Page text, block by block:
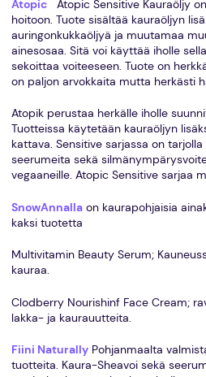
AtopicAtopic Sensitive Kauraöljy
hoitoon. Tuote sisältää kauraöljyn
auringonkukkaöljyä ja muutamaa
ainesosaa. Sitä voi käyttää iholle
sekoittaa voiteeseen. Tuote on
on paljon arvokkaita mutta herkästi
Atopik perustaa herkälle iholle
Tuotteissa käytetään kauraöljyn
kattava. Sensitive sarjassa on
seerumeita sekä
vegaaneille. Atopic Sensitive sarjaa
SnowAnnallaon kaurapohjaisia
kaksi tuotetta
Multivitamin Beauty Serum;
kauraa.
Clodberry Nourishinf Face Cream;
lakka- ja kaurauutteita.
Fiini NaturallyPohjanmaalta
tuotteita. Kaura-Sheavoi sekä